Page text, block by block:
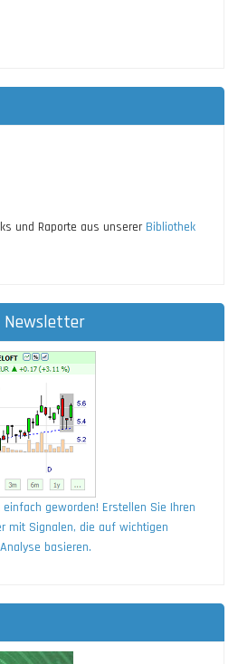
und Raporte aus unserer Bibliothek
Newsletter
geworden! Erstellen Sie Ihren
mit Signalen, die auf wichtigen
basieren.